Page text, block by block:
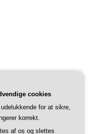
cookies
for at sikre,
korrekt.
af os og slettes